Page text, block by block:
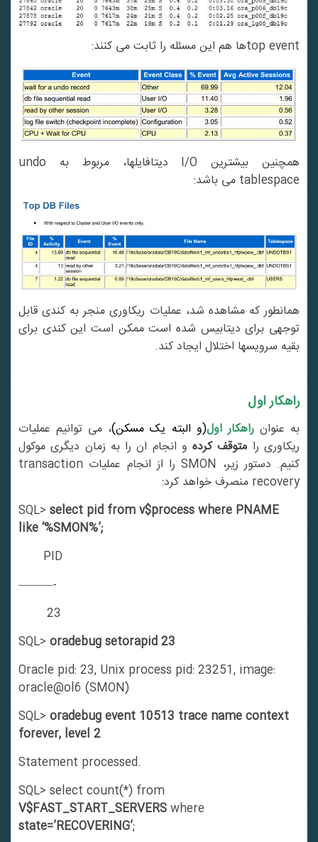
top eventها هم این مسئله را ثابت می کنند:
همچنین بیشترین I/O دیتافایلها، مربوط به undo
tablespace می باشد:
همانطور که مشاهده شد، عملیات ریکاوری منجر به کندی قابل
توجهی برای دیتابیس شده است ممکن است این کندی برای
بقیه سرویسها اختلال ایجاد کند.
راهکار اول
به عنوان راهکار اول (و البته یک مسکن)، می توانیم عملیات
ریکاوری رامتوقف کردهو انجام ان را به زمان دیگری موکول
کنیم. دستور زیر، SMON را از انجام عملیات transaction
recovery منصرف خواهد کرد:
SQL>select pid from v$process where PNAME
like ‘%SMON%’;
PID
———-
23
SQL>oradebug setorapid 23
Oracle pid: 23, Unix process pid: 23251, image:
oracle@ol6 (SMON)
SQL>oradebug event 10513 trace name context
forever, level 2
Statement processed.
SQL> select count(*) from
V$FAST_START_SERVERSwhere
state=’RECOVERING’